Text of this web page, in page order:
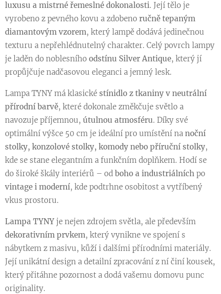
luxusu a mistrné řemeslné dokonalosti. Její tělo je
vyrobeno z pevného kovu a zdobeno ručně tepaným
diamantovým vzorem, který lampě dodává jedinečnou
texturu a nepřehlédnutelný charakter. Celý povrch lampy
je laděn do noblesního odstínu Silver Antique, který jí
propůjčuje nadčasovou eleganci a jemný lesk.
Lampa TYNY má klasické stínidlo z tkaniny v neutrální
přírodní barvě, které dokonale změkčuje světlo a
navozuje příjemnou, útulnou atmosféru. Díky své
optimální výšce 50 cm je ideální pro umístění na noční
stolky, konzolové stolky, komody nebo příruční stolky,
kde se stane elegantním a funkčním doplňkem. Hodí se
do široké škály interiérů – od boho a industriálních po
vintage i moderní, kde podtrhne osobitost a vytříbený
vkus prostoru.
Lampa TYNY je nejen zdrojem světla, ale především
dekorativním prvkem, který vynikne ve spojení s
nábytkem z masivu, kůží i dalšími přírodními materiály.
Její unikátní design a detailní zpracování z ní činí kousek,
který přitáhne pozornost a dodá vašemu domovu punc
originality.